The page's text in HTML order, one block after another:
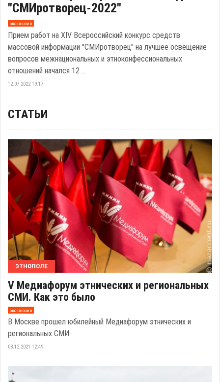
"СМИротворец-2022"
эксклюзив
Прием работ на ХIV Всероссийский конкурс средств
массовой информации "СМИротворец" на лучшее освещение
вопросов межнациональных и этноконфессиональных
отношений начался 12 ...
12.07.2022 19:17
СТАТЬИ
ЭТНОПОЛЕ
V Медиафорум этнических и региональных
СМИ. Как это было
эксклюзив
В Москве прошел юбилейный Медиафорум этнических и
региональных СМИ
08.12.2021 12:49